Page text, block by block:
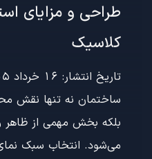
طراحی و مزایای
کلاسیک
ساختمان نه تنها نقش
بلکه بخش مهمی از
می‌شود. انتخاب سبک نمای